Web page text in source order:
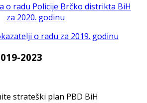
o radu Policije Brčko distrikta BiH
za 2020. godinu
o radu za 2019. godinu
2023
strateški plan PBD BiH